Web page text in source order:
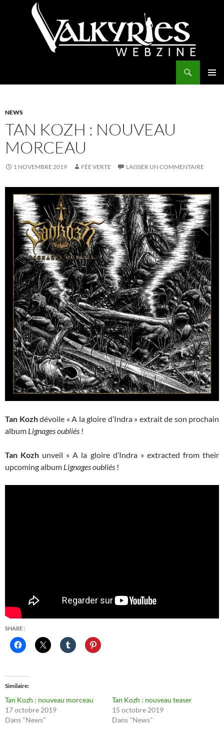
NEWS
TAN KOZH : NOUVEAU
MORCEAU
1 NOVEMBRE 2019 FÉE VERTE LAISSER UN COMMENTAIRE
Tan Kozhdévoile « A la gloire d’Indra » extrait de son prochain
album Lignages oubliés !
Tan Kozh unveil « A la gloire d’Indra » extracted from their
upcoming album Lignages oubliés !
SHARE :
Similaire
Tan Kozh : nouveau morceau
17 octobre 2019
Dans "News"
Tan Kozh : nouveau teaser
15 octobre 2019
Dans "News"